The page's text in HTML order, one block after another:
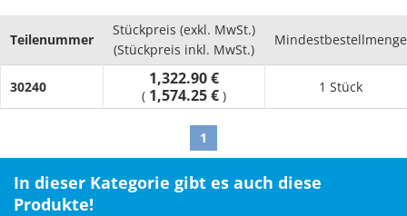
Teilenummer
Stückpreis (exkl. MwSt.)
(Stückpreis inkl. MwSt.)
Mindestbestellmenge
30240 1,322.90 €
( 1,574.25 € )
1 Stück
1
In dieser Kategorie gibt es auch diese
Produkte!